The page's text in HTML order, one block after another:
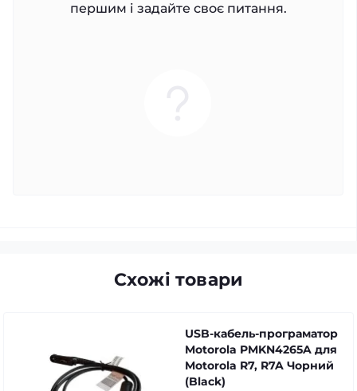
першим і задайте своє питання.
Схожі товари
USB-кабель-програматор
Motorola PMKN4265A для
Motorola R7, R7A Чорний
(Black)